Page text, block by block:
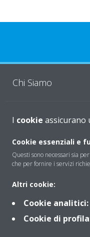
Chi Siamo
Soluzioni
Contattaci
Periodo di supporto
Politica di
Gruppo Daikin Europe
I cookie assicurano
Cookie essenziali e
Questi sono necessari sia
che per fornire i servizi
Altri cookie:
Cookie analitici:
Cookie di